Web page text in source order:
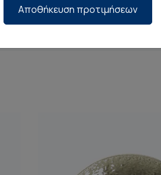
σειρές εφόσον η
των προϊόντων.
Αποθήκευση προτιμήσεων